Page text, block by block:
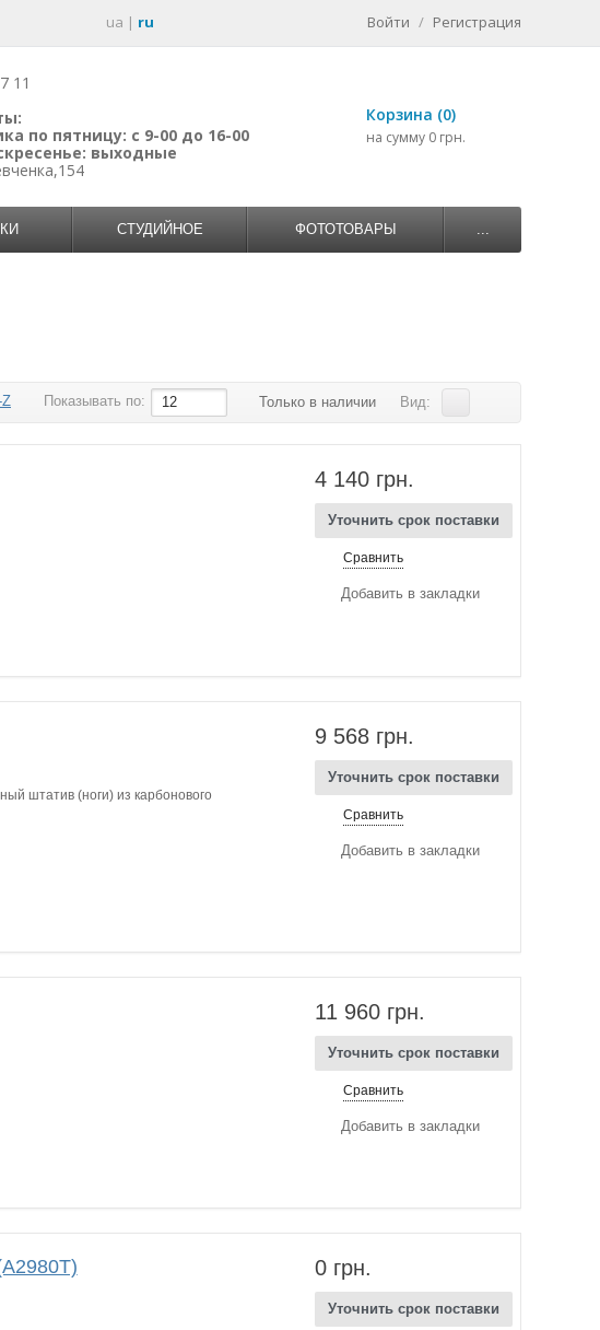
ua | ru Войти / Регистрация
11
по пятницу: с 9-00 до 16-00
выходные
Корзина (0)
на сумму 0 грн.
СТУДИЙНОЕ ФОТОТОВАРЫ ...
Z Показывать по: 12 Только в наличии Вид:
4 140 грн.
Уточнить срок поставки
Сравнить
Добавить в закладки
штатив (ноги) из карбонового
9 568 грн.
Уточнить срок поставки
Сравнить
Добавить в закладки
11 960 грн.
Уточнить срок поставки
Сравнить
Добавить в закладки
0 грн.
Уточнить срок поставки